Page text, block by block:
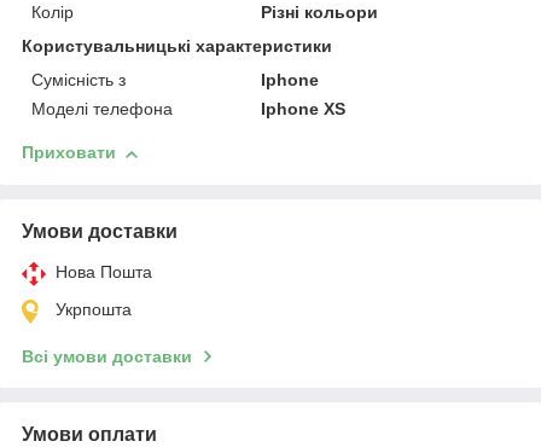
Колір
Різні кольори
Користувальницькі характеристики
Сумісність з
Iphone
Моделі телефона
Iphone XS
Приховати
Умови доставки
Нова Пошта
Укрпошта
Всі умови доставки
Умови оплати